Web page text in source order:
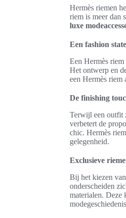
Hermès riemen
riem is meer dan
luxe
Een fashion
Een Hermès riem
Het ontwerp en
een Hermès riem
De finishing
Terwijl een outfit
verbetert de
chic. Hermès
gelegenheid.
Exclusieve
Bij het kiezen
onderscheiden
materialen. Deze